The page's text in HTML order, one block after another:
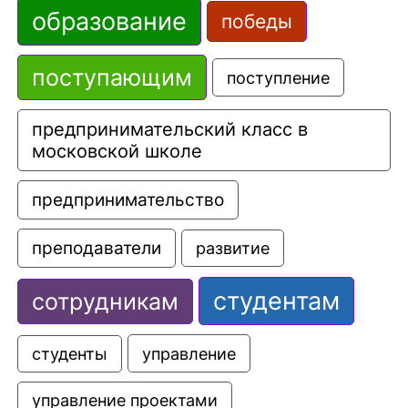
образование победы
поступающим поступление
предпринимательский класс в
московской школе
предпринимательство
преподаватели развитие
сотрудникам студентам
студенты управление
управление проектами